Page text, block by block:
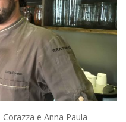
e Anna Paula